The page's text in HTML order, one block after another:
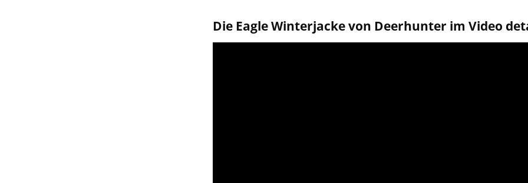
Die Eagle Winterjacke von Deerhunter im Video